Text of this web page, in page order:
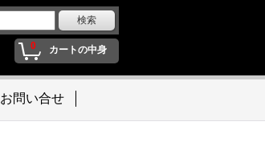
0 カートの中身
お問い合せ